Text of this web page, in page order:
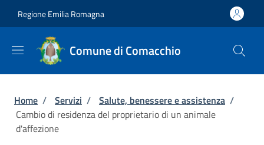
Regione Emilia Romagna
Comune di Comacchio
Briciole di pane
Home / Servizi / Salute, benessere e assistenza /
Cambio di residenza del proprietario di un animale
d'affezione